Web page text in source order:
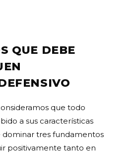
QUE DEBE
que todo
a sus características
tres fundamentos
positivamente tanto en